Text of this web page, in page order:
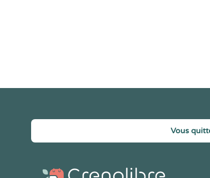
Vous